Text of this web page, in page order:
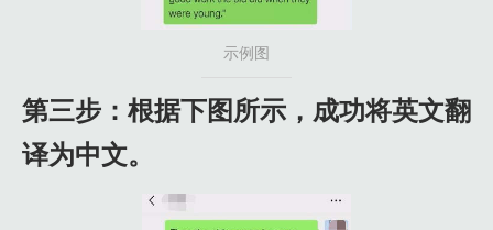
示例图
第三步：根据下图所示，成功将英文翻
译为中文。